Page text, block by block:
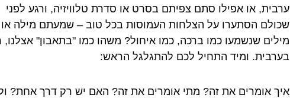
ערבית, או אפילו סתם צפיתם בסרט או סדרת טלוויזיה, ורגע לפני
שכולם הסתערו על הצלחות העמוסות בכל טוב – שמעתם מילה
מילים שנשמעו כמו ברכה, כמו איחול? משהו כמו "בתאבון" אצלנו,
בערבית. ומיד התחיל לכם להתגלגל הראש:
איך אומרים את זה? מתי אומרים את זה? האם יש רק דרך אחת?